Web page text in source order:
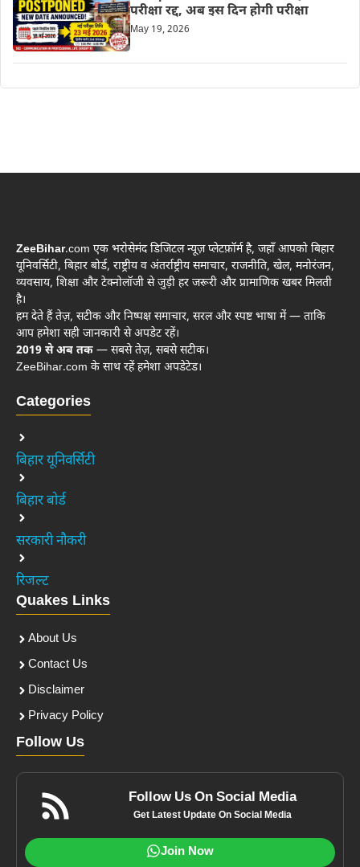
परीक्षा रद्द, अब इस दिन होगी परीक्षा
May 19, 2026
ZeeBihar.com एक भरोसेमंद डिजिटल न्यूज़ प्लेटफ़ॉर्म है, जहाँ आपको बिहार
यूनिवर्सिटी, बिहार बोर्ड, राष्ट्रीय व अंतर्राष्ट्रीय समाचार, राजनीति, खेल, मनोरंजन,
व्यवसाय, शिक्षा और टेक्नोलॉजी से जुड़ी हर जरूरी और प्रामाणिक खबर मिलती
है।
हम देते हैं तेज़, सटीक और निष्पक्ष समाचार, सरल और स्पष्ट भाषा में — ताकि
आप हमेशा सही जानकारी से अपडेट रहें।
2019 से अब तक — सबसे तेज़, सबसे सटीक।
ZeeBihar.com के साथ रहें हमेशा अपडेटेड।
Categories
बिहार यूनिवर्सिटी
बिहार बोर्ड
सरकारी नौकरी
रिजल्ट
Quakes Links
About Us
Contact Us
Disclaimer
Privacy Policy
Follow Us
Follow Us On Social Media
Get Latest Update On Social Media
Join Now